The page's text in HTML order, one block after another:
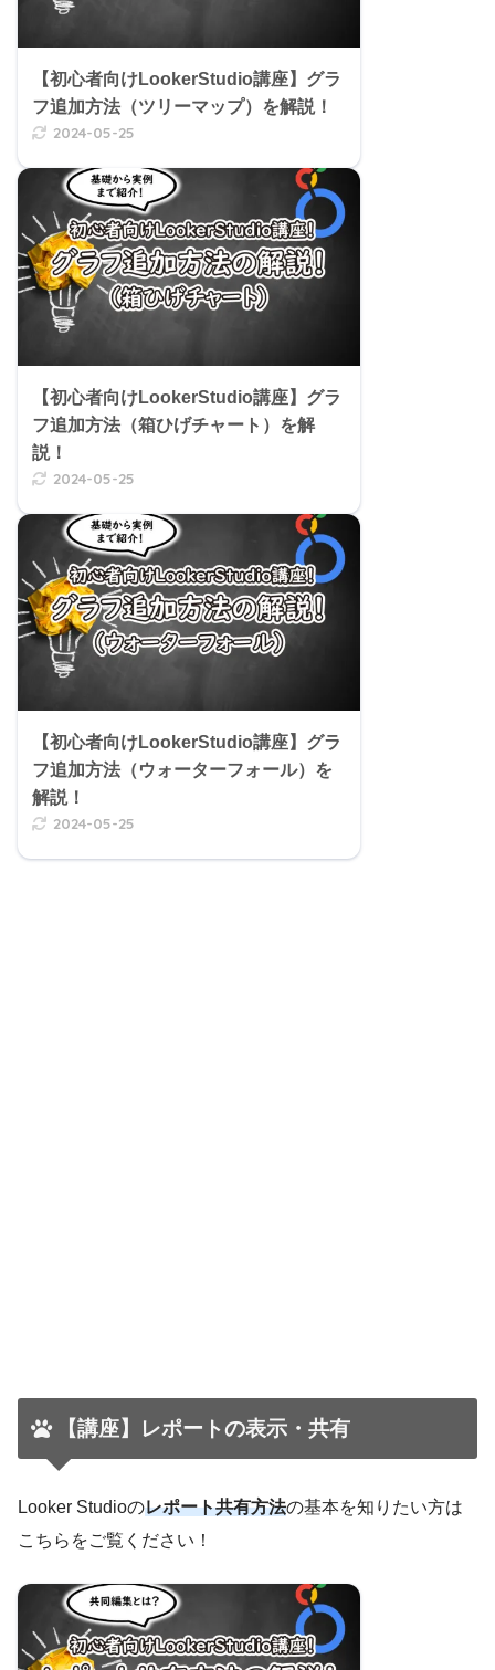
【初心者向けLookerStudio講座】グラ
フ追加方法（ツリーマップ）を解説！
2024-05-25
【初心者向けLookerStudio講座】グラ
フ追加方法（箱ひげチャート）を解
説！
2024-05-25
【初心者向けLookerStudio講座】グラ
フ追加方法（ウォーターフォール）を
解説！
2024-05-25
【講座】レポートの表示・共有
Looker Studioのレポート共有方法の基本を知りたい方は
こちらをご覧ください！